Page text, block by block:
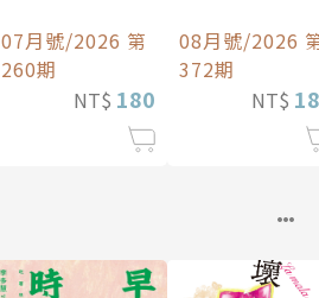
07月號/2026 第
260期
NT$ 180
08月號/2026
372期
NT$